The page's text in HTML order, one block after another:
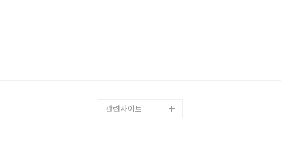
관련사이트